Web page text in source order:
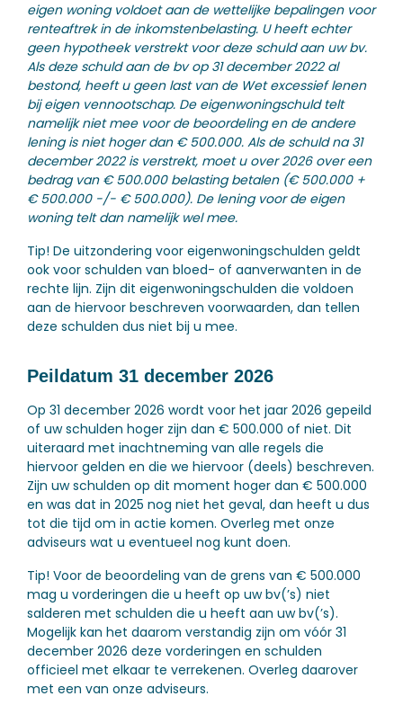
eigen woning voldoet aan de wettelijke bepalingen voor
renteaftrek in de inkomstenbelasting. U heeft echter
geen hypotheek verstrekt voor deze schuld aan uw bv.
Als deze schuld aan de bv op 31 december 2022 al
bestond, heeft u geen last van de Wet excessief lenen
bij eigen vennootschap. De eigenwoningschuld telt
namelijk niet mee voor de beoordeling en de andere
lening is niet hoger dan € 500.000. Als de schuld na 31
december 2022 is verstrekt, moet u over 2026 over een
bedrag van € 500.000 belasting betalen (€ 500.000 +
€ 500.000 -/- € 500.000). De lening voor de eigen
woning telt dan namelijk wel mee.
Tip! De uitzondering voor eigenwoningschulden geldt
ook voor schulden van bloed- of aanverwanten in de
rechte lijn. Zijn dit eigenwoningschulden die voldoen
aan de hiervoor beschreven voorwaarden, dan tellen
deze schulden dus niet bij u mee.
Peildatum 31 december 2026
Op 31 december 2026 wordt voor het jaar 2026 gepeild
of uw schulden hoger zijn dan € 500.000 of niet. Dit
uiteraard met inachtneming van alle regels die
hiervoor gelden en die we hiervoor (deels) beschreven.
Zijn uw schulden op dit moment hoger dan € 500.000
en was dat in 2025 nog niet het geval, dan heeft u dus
tot die tijd om in actie komen. Overleg met onze
adviseurs wat u eventueel nog kunt doen.
Tip! Voor de beoordeling van de grens van € 500.000
mag u vorderingen die u heeft op uw bv(’s) niet
salderen met schulden die u heeft aan uw bv(’s).
Mogelijk kan het daarom verstandig zijn om vóór 31
december 2026 deze vorderingen en schulden
officieel met elkaar te verrekenen. Overleg daarover
met een van onze adviseurs.